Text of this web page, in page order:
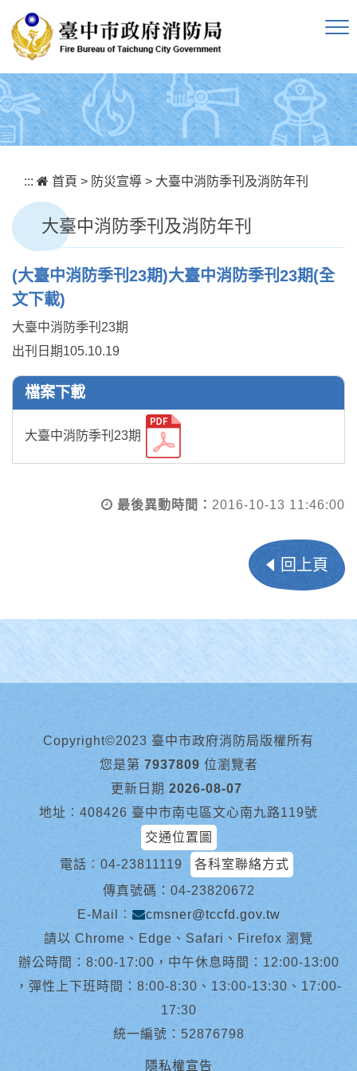
::: 首頁 > 防災宣導 > 大臺中消防季刊及消防年刊
大臺中消防季刊及消防年刊
(大臺中消防季刊23期)大臺中消防季刊23期(全
文下載)
大臺中消防季刊23期
出刊日期105.10.19
檔案下載
大臺中消防季刊23期
最後異動時間： 2016-10-13 11:46:00
回上頁
Copyright©2023 臺中市政府消防局版權所有
您是第 7937809 位瀏覽者
更新日期 2026-08-07
地址︰408426 臺中市南屯區文心南九路119號
交通位置圖
電話︰ 04-23811119
各科室聯絡方式
傳真號碼：04-23820672
E-Mail︰
cmsner@tccfd.gov.tw
請以 Chrome、Edge、Safari、Firefox 瀏覽
辦公時間：8:00-17:00，中午休息時間：12:00-13:00
，彈性上下班時間：8:00-8:30、13:00-13:30、17:00-
17:30
統一編號：52876798
隱私權宣告